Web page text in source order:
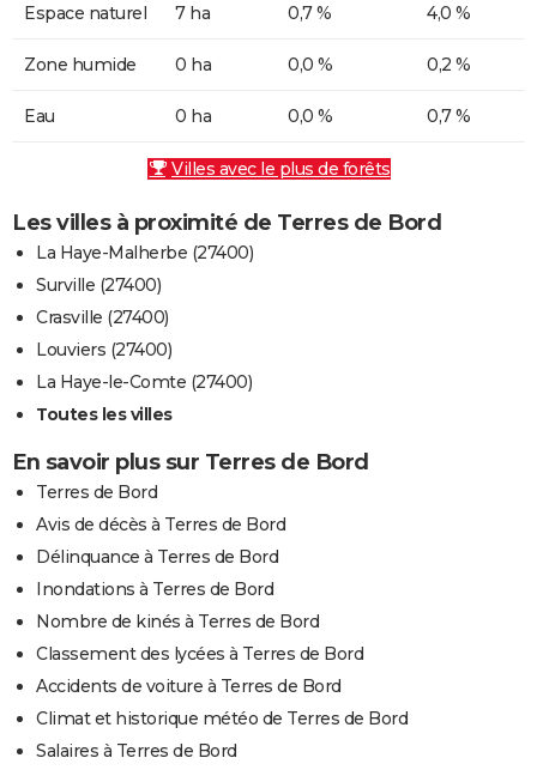
Espace naturel 7 ha 0,7 % 4,0 %
Zone humide 0 ha 0,0 % 0,2 %
Eau 0 ha 0,0 % 0,7 %
Villes avec le plus de forêts
Les villes à proximité de Terres de Bord
La Haye-Malherbe (27400)
Surville (27400)
Crasville (27400)
Louviers (27400)
La Haye-le-Comte (27400)
Toutes les villes
En savoir plus sur Terres de Bord
Terres de Bord
Avis de décès à Terres de Bord
Délinquance à Terres de Bord
Inondations à Terres de Bord
Nombre de kinés à Terres de Bord
Classement des lycées à Terres de Bord
Accidents de voiture à Terres de Bord
Climat et historique météo de Terres de Bord
Salaires à Terres de Bord